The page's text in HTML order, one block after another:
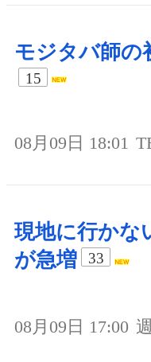
モジタバ師の
15
08月09日 18:01
現地に行かな
が急増
33
08月09日 17:00